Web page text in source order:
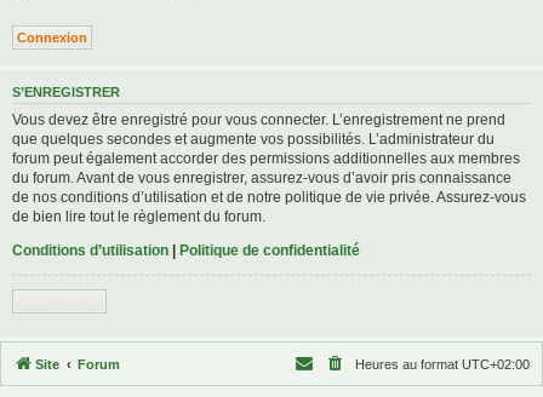
S’ENREGISTRER
Vous devez être enregistré pour vous connecter. L’enregistrement ne prend
que quelques secondes et augmente vos possibilités. L’administrateur du
forum peut également accorder des permissions additionnelles aux membres
du forum. Avant de vous enregistrer, assurez-vous d’avoir pris connaissance
de nos conditions d’utilisation et de notre politique de vie privée. Assurez-vous
de bien lire tout le règlement du forum.
Conditions d’utilisation | Politique de confidentialité
Site Forum Heures au format UTC+02:00